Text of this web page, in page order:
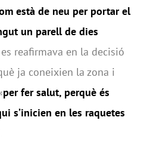
està de neu per portar el
un parell de dies
reafirmava en la decisió
ja coneixien la zona i
per fer salut, perquè és
s’inicien en les raquetes